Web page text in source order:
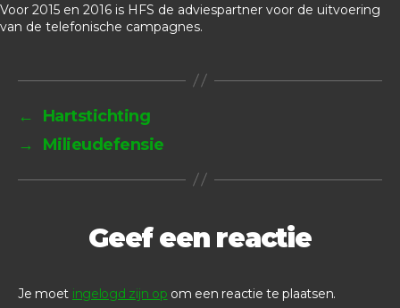
Voor 2015 en 2016 is HFS de adviespartner voor de uitvoering
van de telefonische campagnes.
←
Hartstichting
→
Milieudefensie
Geef een reactie
Je moet ingelogd zijn op om een reactie te plaatsen.